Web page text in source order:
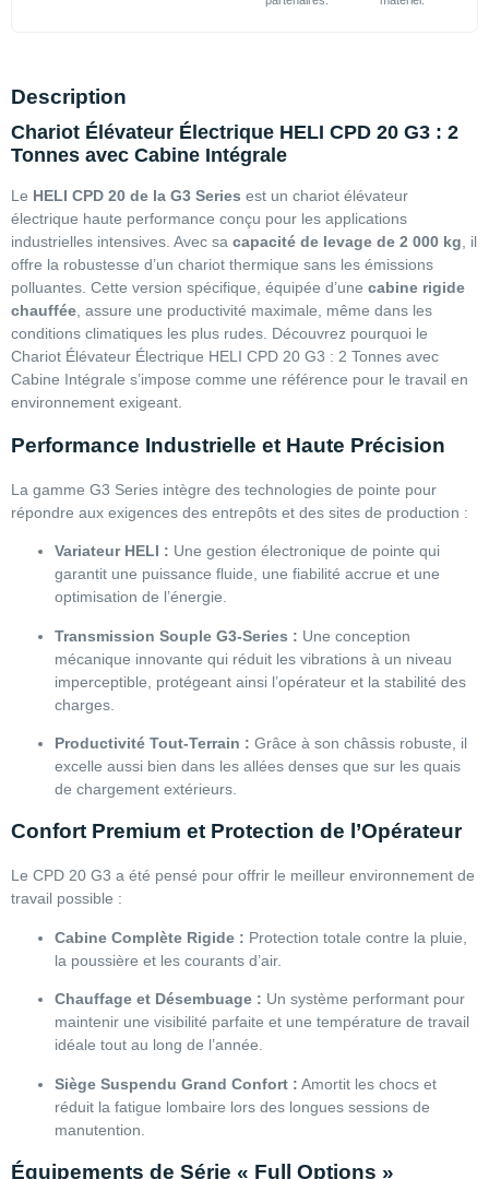
Description
Chariot Élévateur Électrique HELI CPD 20 G3 : 2
Tonnes avec Cabine Intégrale
Le HELI CPD 20 de la G3 Series est un chariot élévateur
électrique haute performance conçu pour les applications
industrielles intensives. Avec sa capacité de levage de 2 000 kg, il
offre la robustesse d’un chariot thermique sans les émissions
polluantes. Cette version spécifique, équipée d’une cabine rigide
chauffée, assure une productivité maximale, même dans les
conditions climatiques les plus rudes. Découvrez pourquoi le
Chariot Élévateur Électrique HELI CPD 20 G3 : 2 Tonnes avec
Cabine Intégrale s’impose comme une référence pour le travail en
environnement exigeant.
Performance Industrielle et Haute Précision
La gamme G3 Series intègre des technologies de pointe pour
répondre aux exigences des entrepôts et des sites de production :
Variateur HELI : Une gestion électronique de pointe qui
garantit une puissance fluide, une fiabilité accrue et une
optimisation de l’énergie.
Transmission Souple G3-Series : Une conception
mécanique innovante qui réduit les vibrations à un niveau
imperceptible, protégeant ainsi l’opérateur et la stabilité des
charges.
Productivité Tout-Terrain : Grâce à son châssis robuste, il
excelle aussi bien dans les allées denses que sur les quais
de chargement extérieurs.
Confort Premium et Protection de l’Opérateur
Le CPD 20 G3 a été pensé pour offrir le meilleur environnement de
travail possible :
Cabine Complète Rigide : Protection totale contre la pluie,
la poussière et les courants d’air.
Chauffage et Désembuage : Un système performant pour
maintenir une visibilité parfaite et une température de travail
idéale tout au long de l’année.
Siège Suspendu Grand Confort : Amortit les chocs et
réduit la fatigue lombaire lors des longues sessions de
manutention.
Équipements de Série « Full Options »